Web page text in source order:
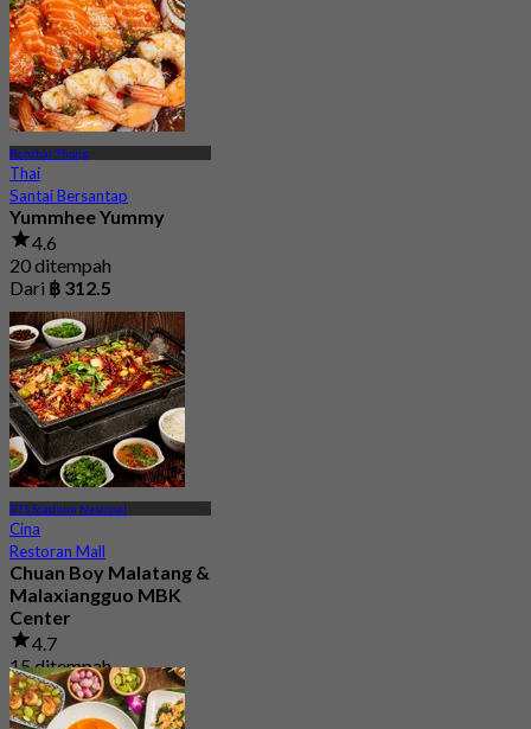
Banthat Thong
Thai
Santai Bersantap
Yummhee Yummy
4.6
20 ditempah
Dari ฿ 312.5
BTS Stadium Nasional
Cina
Restoran Mall
Chuan Boy Malatang &
Malaxiangguo MBK
Center
4.7
15 ditempah
Dari฿ 299.5